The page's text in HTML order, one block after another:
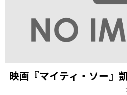
映画『マイティ・ソー』